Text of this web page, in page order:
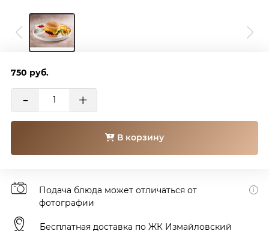
Подача блюда может отличаться от
фотографии
Бесплатная доставка по ЖК Измайловский
750 руб.
- +
В корзину